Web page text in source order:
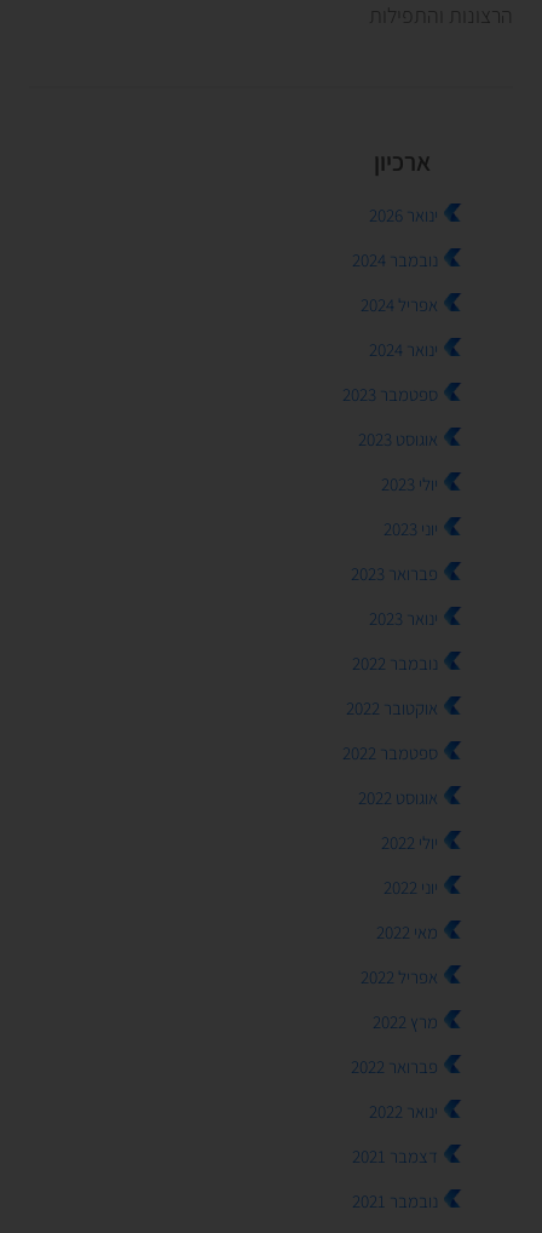
הרצונות והתפילות
ארכיון
ינואר 2026
נובמבר 2024
אפריל 2024
ינואר 2024
ספטמבר 2023
אוגוסט 2023
יולי 2023
יוני 2023
פברואר 2023
ינואר 2023
נובמבר 2022
אוקטובר 2022
ספטמבר 2022
אוגוסט 2022
יולי 2022
יוני 2022
מאי 2022
אפריל 2022
מרץ 2022
פברואר 2022
ינואר 2022
דצמבר 2021
נובמבר 2021